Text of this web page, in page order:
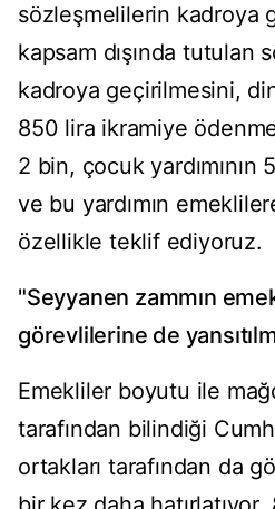
sözleşmelilerin kadroya
kapsam dışında tutulan
kadroya geçirilmesini,
850 lira ikramiye
2 bin, çocuk
ve bu yardımın
özellikle teklif ediyoruz.
"Seyyanen zammın
görevlilerine de
Emekliler boyutu ile
tarafından bilindiği
ortakları tarafından da